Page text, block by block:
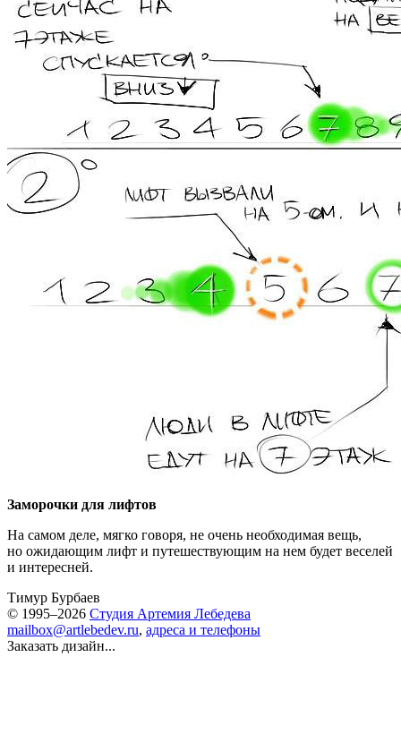
Заморочки для лифтов
На самом деле, мягко говоря, не очень необходимая вещь,
но ожидающим лифт и путешествующим на нем будет веселей
и интересней.
Тимур Бурбаев
© 1995–2026 Студия Артемия Лебедева
mailbox@artlebedev.ru, адреса и телефоны
Заказать дизайн...